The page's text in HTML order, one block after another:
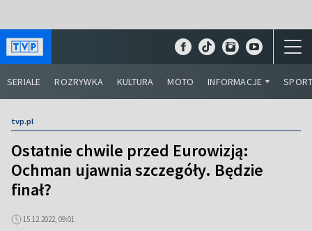
SERIALE ROZRYWKA KULTURA MOTO INFORMACJE
tvp.pl
Ostatnie chwile przed Eurowizją:
Ochman ujawnia szczegóły. Będzie
finał?
15.12.2022, 09:01